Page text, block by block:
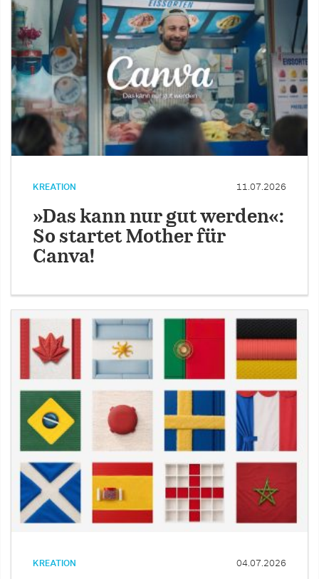
KREATION 11.07.2026
»Das kann nur gut werden«:
So startet Mother für
Canva!
KREATION 04.07.2026